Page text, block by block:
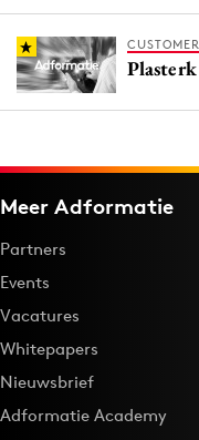
Meer Adformatie
Partners
Events
Vacatures
Whitepapers
Nieuwsbrief
Adformatie Academy